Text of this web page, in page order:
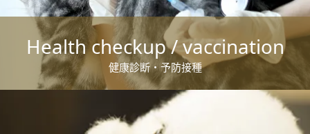
Health checkup / vaccination
健康診断・予防接種